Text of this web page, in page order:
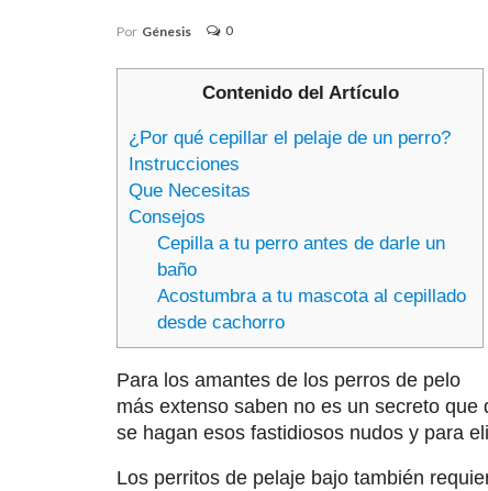
Por Génesis 0
Contenido del Artículo
¿Por qué cepillar el pelaje de un perro?
Instrucciones
Que Necesitas
Consejos
Cepilla a tu perro antes de darle un
baño
Acostumbra a tu mascota al cepillado
desde cachorro
Para los amantes de los perros de pelo
más extenso saben no es un secreto que
se hagan esos fastidiosos nudos y para
Los perritos de pelaje bajo también